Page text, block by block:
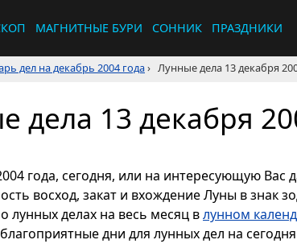
МАГНИТНЫЕ БУРИ СОННИК ПРАЗДНИКИ
дел на декабрь 2004 года› Лунные дела 13 декабря
дела 13 декабря
года, сегодня, или на интересующую Вас
восход, закат и вхождение Луны в знак
лунных делах на весь месяц влунном
дни для лунных дел на